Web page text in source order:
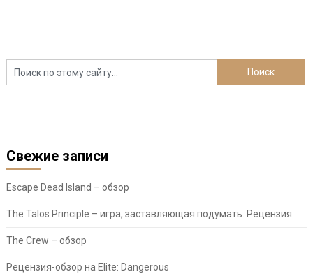
Свежие записи
Escape Dead Island – обзор
The Talos Principle – игра, заставляющая подумать. Рецензия
The Crew – обзор
Рецензия-обзор на Elite: Dangerous